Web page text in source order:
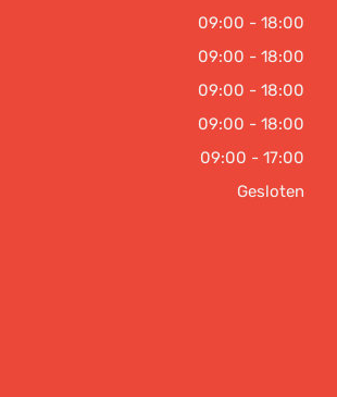
09:00 - 18:00
09:00 - 18:00
09:00 - 18:00
09:00 - 18:00
09:00 - 17:00
Gesloten